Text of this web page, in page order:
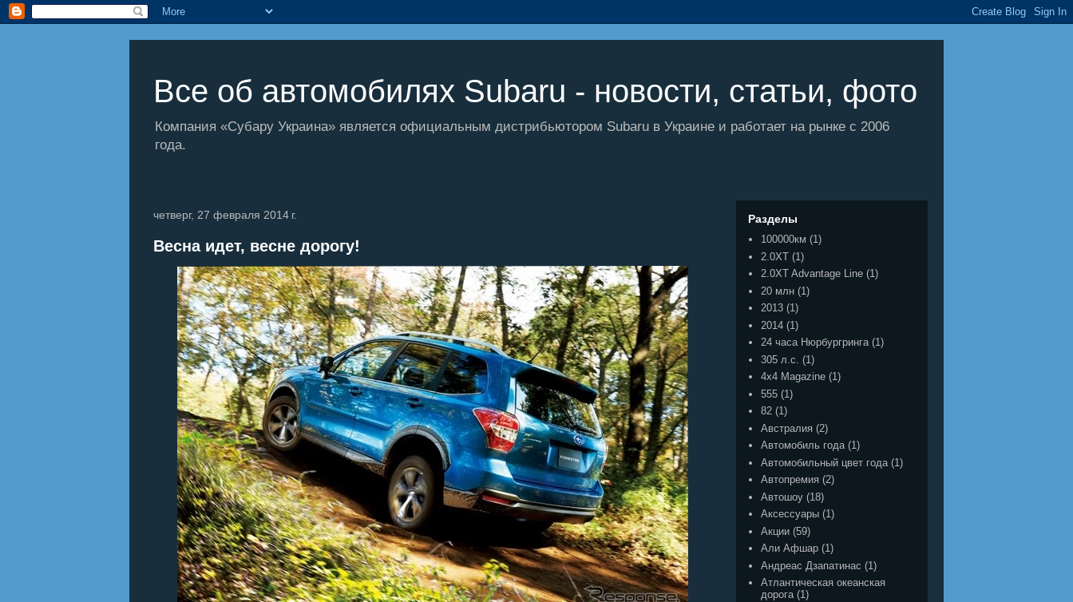
Все об автомобилях Subaru - новости, статьи, фото
Компания «Субару Украина» является официальным дистрибьютором Subaru в Украине и работает на рынке с 2006
года.
четверг, 27 февраля 2014 г.
Весна идет, весне дорогу!
Разделы
100000км (1)
2.0XT (1)
2.0XT Advantage Line (1)
20 млн (1)
2013 (1)
2014 (1)
24 часа Нюрбургринга (1)
305 л.с.
(1)
4x4 Magazine (1)
555 (1)
82 (1)
Австралия (2)
Автомобиль года (1)
Автомобильный цвет года (1)
Автопремия (2)
Автошоу (18)
Аксессуары (1)
Акции (59)
Али Афшар (1)
Андреас Дзапатинас (1)
Атлантическая океанская
дорога (1)